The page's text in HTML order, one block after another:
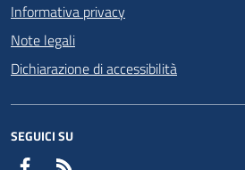
Informativa privacy
Note legali
Dichiarazione di accessibilità
SEGUICI SU
Facebook